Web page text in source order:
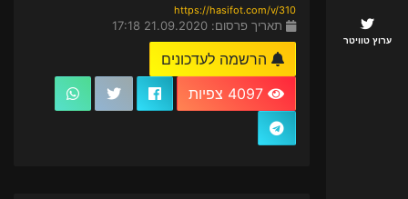
ערוץ טוויטר
https://hasifot.com/v/310
תאריך פרסום: 21.09.2020 17:18
הרשמה לעדכונים